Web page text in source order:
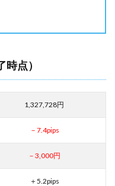
点）
1,327,728円
－7.4pips
－3,000円
＋5.2pips